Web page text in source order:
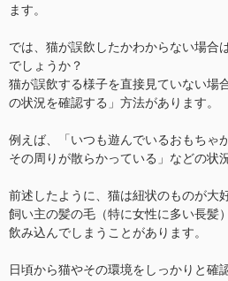
ます。
では、猫が誤飲したかわからない場合
でしょうか？
猫が誤飲する様子を直接見ていない場
の状況を確認する」方法があります。
例えば、「いつも遊んでいるおもちゃ
その周りが散らかっている」などの状
前述したように、猫は紐状のものが大
飼い主の髪の毛（特に女性に多い長髪
飲み込んでしまうことがあります。
日頃から猫やその環境をしっかりと確